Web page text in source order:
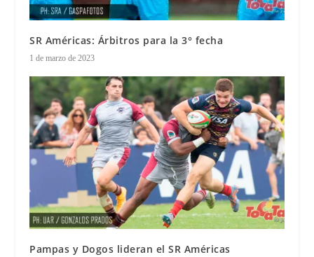
SR Américas: Árbitros para la 3° fecha
1 de marzo de 2023
Pampas y Dogos lideran el SR Américas